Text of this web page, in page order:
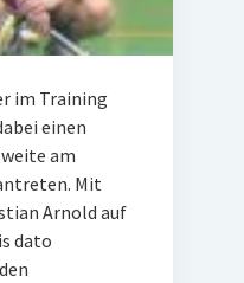
im Training
einen
am
Mit
Arnold auf
dato